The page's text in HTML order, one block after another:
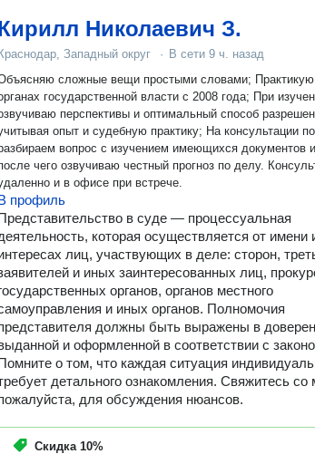
Николаевич З.
Краснодар, Западный округ · В сети 9 ч. назад
сложные вещи простыми словами; Практикую в судах и
государственной власти с 2008 года; При изучении вопроса
перспективы и оптимальный способ
опыт и судебную практику; На консультации полностью
вопрос с изучением имеющихся документов
чего озвучиваю честный прогноз по делу. Консультирую
и в офисе при встрече.
профиль
в суде — процессуальная
которая осуществляется от имени
лиц, участвующих в деле: сторон,
и иных заинтересованных лиц,
органов, органов местного
и иных органов. Полномочия
должны быть выражены в
и оформленной в соответствии с
о том, что каждая ситуация
детального ознакомления. Свяжитесь со
для обсуждения нюансов.
Скидка 10%